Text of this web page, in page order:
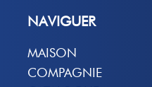
NAVIGUER
MAISON
COMPAGNIE